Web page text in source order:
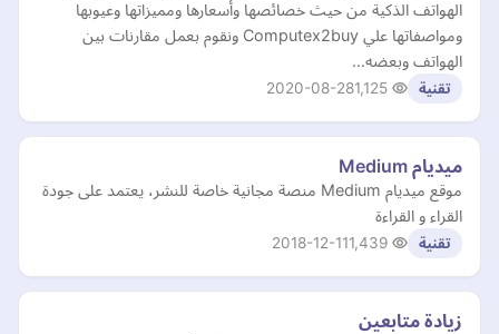
الهواتف الذكية من حيث خصائصها وأسعارها ومميزاتها وعيوبها
ومواصفاتها علي Computex2buy ونقوم بعمل مقارنات بين
الهواتف وبعضه…
تقنية 2020-08-28
ميديام Medium
موقع ميديام Medium منصة مجانية خاصة للنشر، يعتمد على جودة
القراء و القراءة
تقنية 2018-12-11
زيادة متابعين